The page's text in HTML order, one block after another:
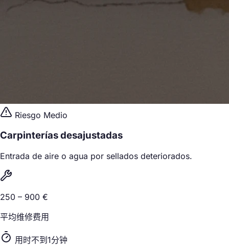
Riesgo Medio
Carpinterías desajustadas
Entrada de aire o agua por sellados deteriorados.
250 – 900 €
平均维修费用
用时不到1分钟